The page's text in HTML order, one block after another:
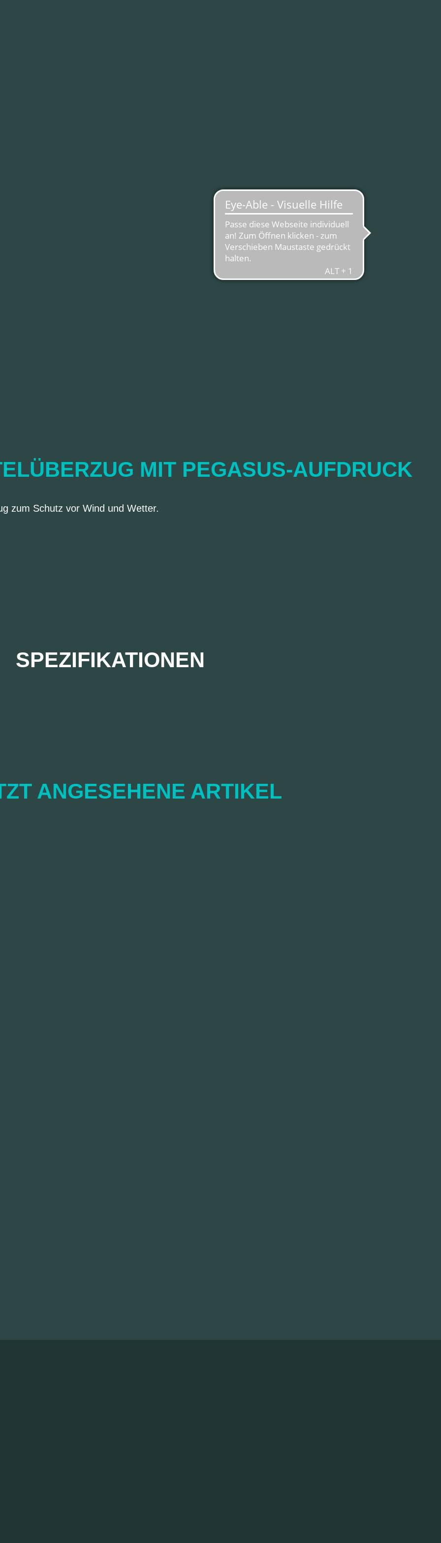
MIT PEGASUS-AUFDRUCK
zum Schutz vor Wind und Wetter.
SPEZIFIKATIONEN
ANGESEHENE ARTIKEL